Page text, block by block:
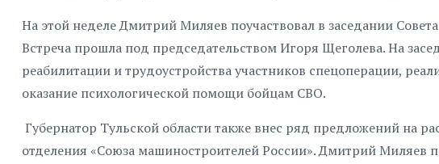
На этой неделе Дмитрий Миляев поучаствовал в заседании
Встреча прошла под председательством Игоря Щеголева. На
реабилитации и трудоустройства участников спецоперации,
оказание психологической помощи бойцам СВО.
Губернатор Тульской области также внес ряд предложений на
отделения «Союза машиностроителей России». Дмитрий Миляев